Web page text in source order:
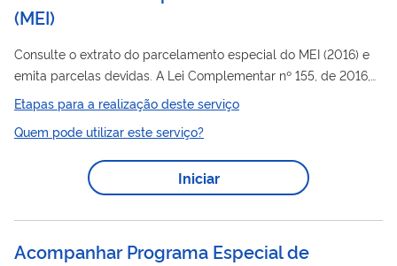
(MEI)
Consulte o extrato do parcelamento especial do MEI (2016) e
emita parcelas devidas. A Lei Complementar nº 155, de 2016,
abriu a possibilidade de parcelar débitos apurados pelo
apuração até maio de 2016, em até 120 meses. O objetivo era
permitir que empresas do MEI quitassem dívidas pendentes
com parcelamento em condições diferenciadas. Atenção: o
Etapas para a realização deste serviço
Quem pode utilizar este serviço?
Iniciar
Acompanhar Programa Especial de